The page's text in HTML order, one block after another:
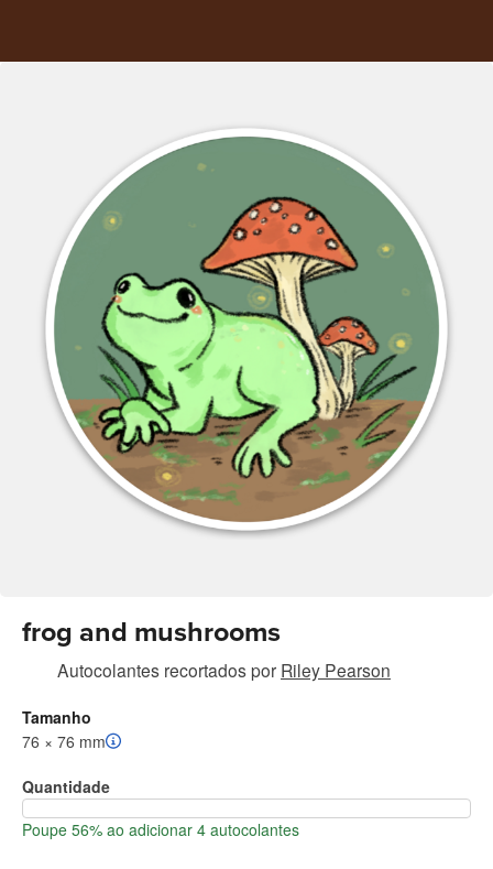
frog and mushrooms
Autocolantes recortadospor Riley Pearson
Tamanho
76 × 76 mm
Quantidade
Poupe 56% ao adicionar 4 autocolantes